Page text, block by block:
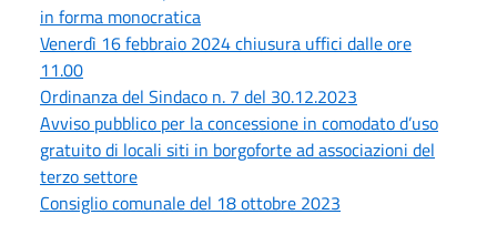
in forma monocratica
Venerdì 16 febbraio 2024 chiusura uffici dalle ore
11.00
Ordinanza del Sindaco n. 7 del 30.12.2023
Avviso pubblico per la concessione in comodato d’uso
gratuito di locali siti in borgoforte ad associazioni del
terzo settore
Consiglio comunale del 18 ottobre 2023